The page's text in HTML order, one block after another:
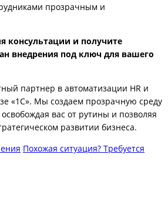
прозрачным и
консультации и получите
внедрения под ключ для вашего
партнер в автоматизации HR и
«1С». Мы создаем прозрачную среду
освобождая вас от рутины и позволяя
развитии бизнеса.
Похожая ситуация? Требуется